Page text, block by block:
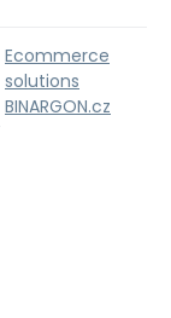
Ecommerce
solutions
BINARGON.cz